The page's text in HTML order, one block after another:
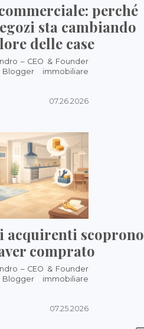
perché
sta cambiando
delle case
– CEO & Founder
immobiliare
07.26.2026
acquirenti scoprono
comprato
– CEO & Founder
immobiliare
07.25.2026